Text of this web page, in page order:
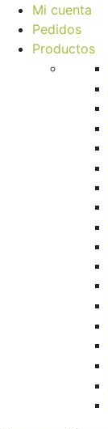
Mi cuenta
Pedidos
Productos